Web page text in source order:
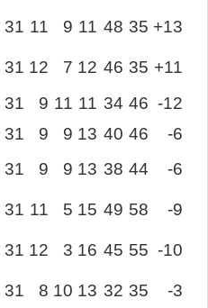
31 11 9 11 48 35 +13
31 12 7 12 46 35 +11
31 9 11 11 34 46 -12
31 9 9 13 40 46
-6
31 9 9 13 38 44 -6
31 11 5 15 49 58 -9
31 12 3 16 45 55 -10
31 8 10 13 32 35 -3